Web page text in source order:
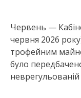
Червень —
червня 2026
трофейним
було
неврегульованій